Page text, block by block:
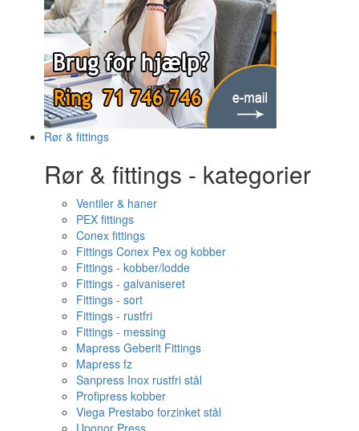
Rør & fittings
Rør & fittings - kategorier
Ventiler & haner
PEX fittings
Conex fittings
Fittings Conex Pex og kobber
Fittings - kobber/lodde
Fittings - galvaniseret
Fittings - sort
Fittings - rustfri
Fittings - messing
Mapress Geberit Fittings
Mapress fz
Sanpress Inox rustfri stål
Profipress kobber
Viega Prestabo forzinket stål